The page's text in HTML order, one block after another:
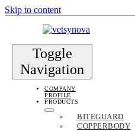
Skip to content
Toggle
Navigation
COMPANY
PROFILE
PRODUCTS
BITEGUARD
COPPERBODY